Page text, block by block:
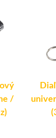
/